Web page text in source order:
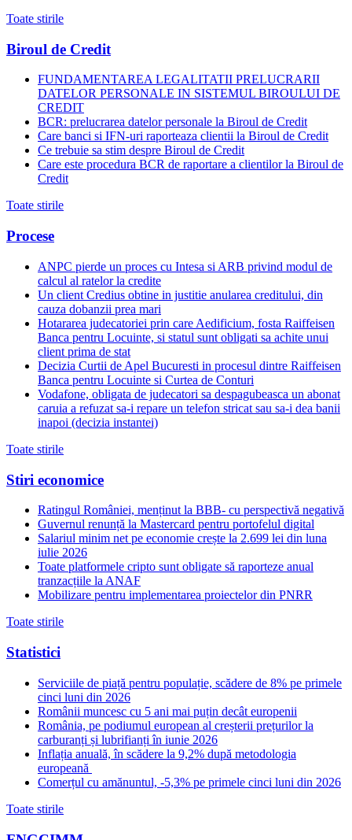
Toate stirile
Biroul de Credit
FUNDAMENTAREA LEGALITATII PRELUCRARII
DATELOR PERSONALE IN SISTEMUL BIROULUI DE
CREDIT
BCR: prelucrarea datelor personale la Biroul de Credit
Care banci si IFN-uri raporteaza clientii la Biroul de Credit
Ce trebuie sa stim despre Biroul de Credit
Care este procedura BCR de raportare a clientilor la Biroul de
Credit
Toate stirile
Procese
ANPC pierde un proces cu Intesa si ARB privind modul de
calcul al ratelor la credite
Un client Credius obtine in justitie anularea creditului, din
cauza dobanzii prea mari
Hotararea judecatoriei prin care Aedificium, fosta Raiffeisen
Banca pentru Locuinte, si statul sunt obligati sa achite unui
client prima de stat
Decizia Curtii de Apel Bucuresti in procesul dintre Raiffeisen
Banca pentru Locuinte si Curtea de Conturi
Vodafone, obligata de judecatori sa despagubeasca un abonat
caruia a refuzat sa-i repare un telefon stricat sau sa-i dea banii
inapoi (decizia instantei)
Toate stirile
Stiri economice
Ratingul României, menținut la BBB- cu perspectivă negativă
Guvernul renunță la Mastercard pentru portofelul digital
Salariul minim net pe economie crește la 2.699 lei din luna
iulie 2026
Toate platformele cripto sunt obligate să raporteze anual
tranzacțiile la ANAF
Mobilizare pentru implementarea proiectelor din PNRR
Toate stirile
Statistici
Serviciile de piață pentru populație, scădere de 8% pe primele
cinci luni din 2026
Românii muncesc cu 5 ani mai puțin decât europenii
România, pe podiumul european al creșterii prețurilor la
carburanți și lubrifianți în iunie 2026
Inflația anuală, în scădere la 9,2% după metodologia
europeană
Comerțul cu amănuntul, -5,3% pe primele cinci luni din 2026
Toate stirile